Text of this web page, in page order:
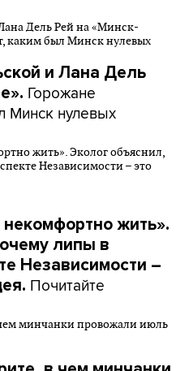
и Лана Дель
Горожане
Минск нулевых
жить».
липы в
Независимости –
Почитайте